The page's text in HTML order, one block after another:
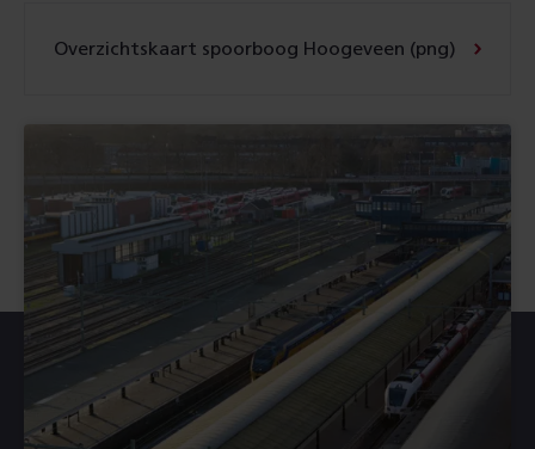
Overzichtskaart spoorboog Hoogeveen (png)